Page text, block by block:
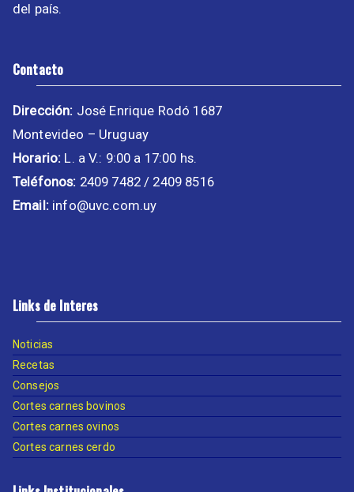
del país.
Contacto
Dirección: José Enrique Rodó 1687
Montevideo – Uruguay
Horario: L. a V.: 9:00 a 17:00 hs.
Teléfonos: 2409 7482 / 2409 8516
Email:info@uvc.com.uy
Links de Interes
Noticias
Recetas
Consejos
Cortes carnes bovinos
Cortes carnes ovinos
Cortes carnes cerdo